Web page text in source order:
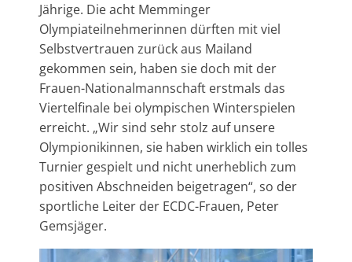
Jährige. Die acht Memminger
Olympiateilnehmerinnen dürften mit viel
Selbstvertrauen zurück aus Mailand
gekommen sein, haben sie doch mit der
Frauen-Nationalmannschaft erstmals das
Viertelfinale bei olympischen Winterspielen
erreicht. „Wir sind sehr stolz auf unsere
Olympionikinnen, sie haben wirklich ein tolles
Turnier gespielt und nicht unerheblich zum
positiven Abschneiden beigetragen“, so der
sportliche Leiter der ECDC-Frauen, Peter
Gemsjäger.